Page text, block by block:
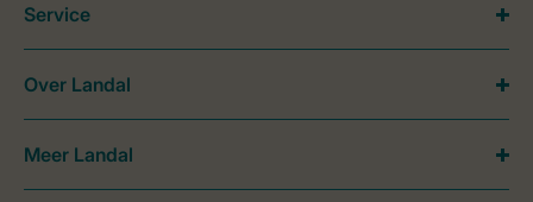
Service
Over Landal
Meer Landal